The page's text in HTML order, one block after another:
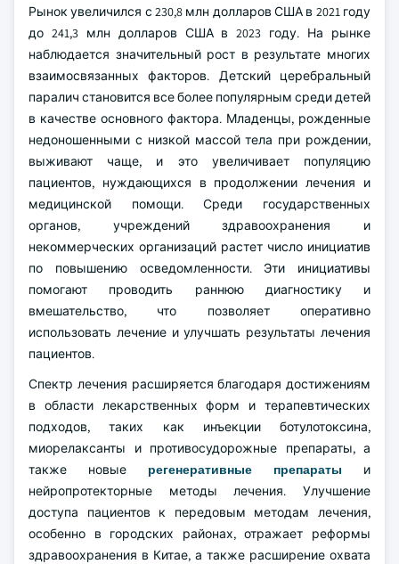
Рынок увеличился с 230,8 млн долларов США в 2021 году
до 241,3 млн долларов США в 2023 году. На рынке
наблюдается значительный рост в результате многих
взаимосвязанных факторов. Детский церебральный
паралич становится все более популярным среди детей
в качестве основного фактора. Младенцы, рожденные
недоношенными с низкой массой тела при рождении,
выживают чаще, и это увеличивает популяцию
пациентов, нуждающихся в продолжении лечения и
медицинской помощи. Среди государственных
органов, учреждений здравоохранения и
некоммерческих организаций растет число инициатив
по повышению осведомленности. Эти инициативы
помогают проводить раннюю диагностику и
вмешательство, что позволяет оперативно
использовать лечение и улучшать результаты лечения
пациентов.
Спектр лечения расширяется благодаря достижениям
в области лекарственных форм и терапевтических
подходов, таких как инъекции ботулотоксина,
миорелаксанты и противосудорожные препараты, а
также новые регенеративные препараты и
нейропротекторные методы лечения. Улучшение
доступа пациентов к передовым методам лечения,
особенно в городских районах, отражает реформы
здравоохранения в Китае, а также расширение охвата